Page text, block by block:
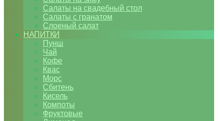
Салаты на свадебный стол
Салаты с гранатом
Слоеный салат
НАПИТКИ
Пунш
Чай
Кофе
Квас
Морс
Сбитень
Кисель
Компоты
Фруктовые